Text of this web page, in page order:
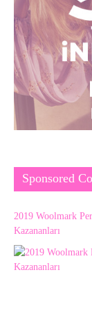
Sponsored
2019 Woolmark
Kazananları